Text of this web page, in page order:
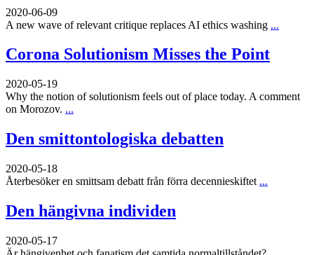
2020-06-09
A new wave of relevant critique replaces AI ethics washing ...
Corona Solutionism Misses the Point
2020-05-19
Why the notion of solutionism feels out of place today. A comment
on Morozov. ...
Den smittontologiska debatten
2020-05-18
Återbesöker en smittsam debatt från förra decennieskiftet ...
Den hängivna individen
2020-05-17